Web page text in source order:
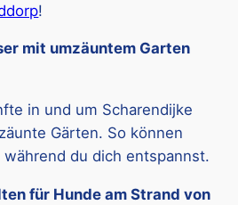
!
mit umzäuntem Garten
in und um Scharendijke
Gärten. So können
du dich entspannst.
für Hunde am Strand von